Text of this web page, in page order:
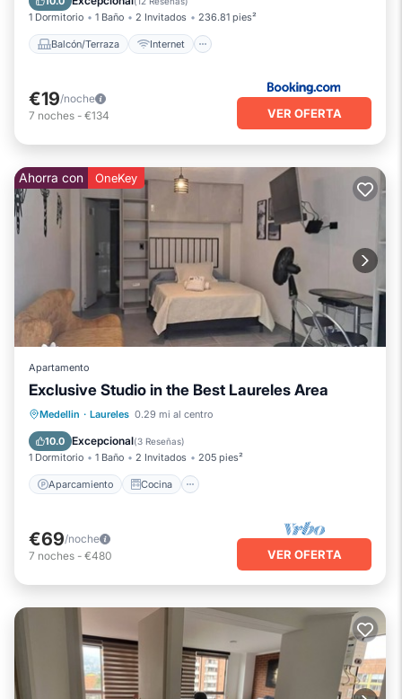
1 Dormitorio 1 Baño 2 Invitados 236.81 pies²
Balcón/Terraza Internet
€19/noche
7 noches - €134 VER OFERTA
Ahorra con OneKey
Apartamento
Exclusive Studio in the Best Laureles Area
Medellin · Laureles 0.29 mi al centro
10.0 Excepcional(3 Reseñas)
1 Dormitorio 1 Baño 2 Invitados 205 pies²
Aparcamiento Cocina
Aparcamiento Cocina
Se admiten mascotas
€69/noche
7 noches - €480 VER OFERTA